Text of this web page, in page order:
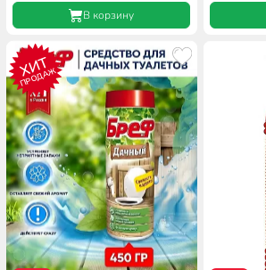
В корзину
ХИТ
ПРОДАЖ